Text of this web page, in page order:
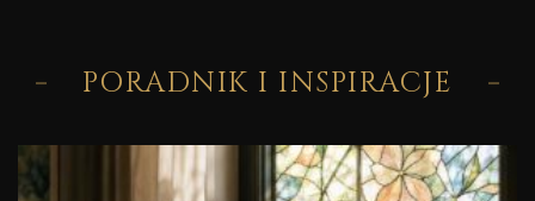
PORADNIK I INSPIRACJE